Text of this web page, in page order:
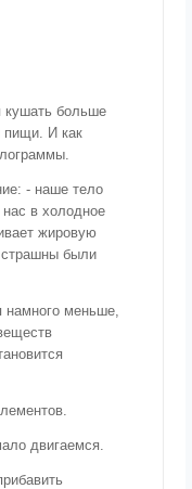
кушать больше
пищи. И как
- наше тело
нас в холодное
жировую
были
намного меньше,
двигаемся.